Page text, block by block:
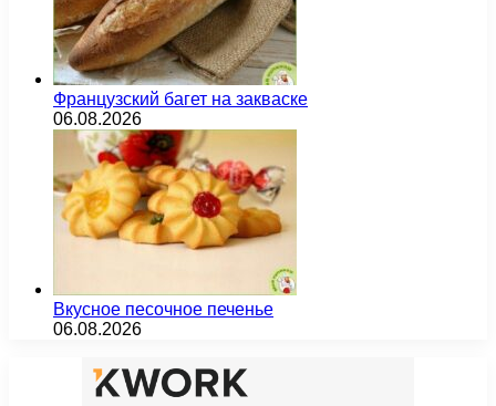
Французский багет на закваске
06.08.2026
Вкусное песочное печенье
06.08.2026